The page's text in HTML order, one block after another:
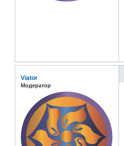
Viator
Модератор